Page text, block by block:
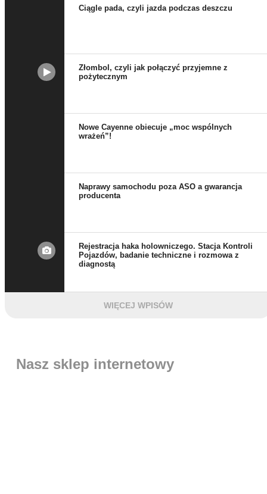
Ciągle pada, czyli jazda podczas deszczu
Złombol, czyli jak połączyć przyjemne z
pożytecznym
Nowe Cayenne obiecuje „moc wspólnych
wrażeń”!
Naprawy samochodu poza ASO a gwarancja
producenta
Rejestracja haka holowniczego. Stacja Kontroli
Pojazdów, badanie techniczne i rozmowa z
diagnostą
WIĘCEJ WPISÓW
Nasz sklep internetowy